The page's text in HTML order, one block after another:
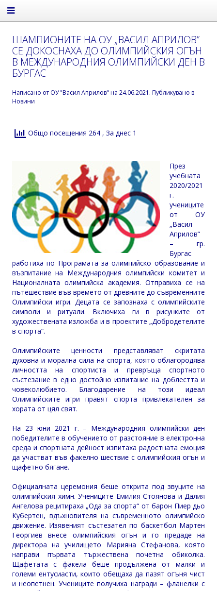
ШАМПИОНИТЕ НА ОУ „ВАСИЛ АПРИЛОВ“
СЕ ДОКОСНАХА ДО ОЛИМПИЙСКИЯ ОГЪН
В МЕЖДУНАРОДНИЯ ОЛИМПИЙСКИ ДЕН В
БУРГАС
Написано от ОУ "Васил Априлов" на 24.06.2021 . Публикувано в
Новини
Общо посещения 264 , За днес 1
През
учебната
2020/2021
г.
учениците
от ОУ
„Васил
Априлов”
– гр.
Бургас
работиха по Програмата за олимпийско образование и
възпитание на Международния олимпийски комитет и
Националната олимпийска академия. Отправиха се на
пътешествие във времето от древните до съвременните
Олимпийски игри. Децата се запознаха с олимпийските
символи и ритуали. Включиха ги в рисунките от
художествената изложба и в проектите „Добродетелите
в спорта“.
Олимпийските ценности представляват скритата
духовна и морална сила на спорта, която облагородява
личността на спортиста и превръща спортното
състезание в едно достойно изпитание на доблестта и
човеколюбието. Благодарение на този идеал
Олимпийските игри правят спорта привлекателен за
хората от цял свят.
На 23 юни 2021 г. – Международния олимпийски ден
победителите в обучението от разстояние в електронна
среда и спортната дейност изпитаха радостната емоция
да участват във факелно шествие с олимпийския огън и
щафетно бягане.
Официалната церемония беше открита под звуците на
олимпийския химн. Учениците Емилия Стоянова и Далия
Ангелова рецитираха „Ода за спорта“ от барон Пиер дьо
Кубертен, вдъхновителя на съвременното олимпийско
движение. Изявеният състезател по баскетбол Мартен
Георгиев внесе олимпийския огън и го предаде на
директора на училището Марияна Стефанова, която
направи първата тържествена почетна обиколка.
Щафетата с факела беше продължена от малки и
големи ентусиасти, които обещаха да пазят огъня чист
и неопетнен. Учениците получиха награди – фланелки с